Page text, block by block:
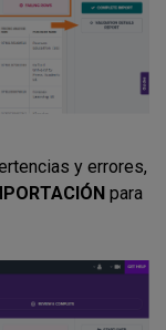
y errores,
para